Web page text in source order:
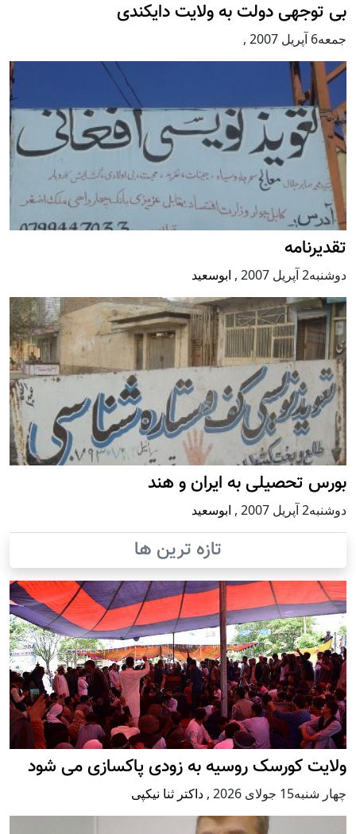
بی توجهی دولت به ولایت دایکندی
جمعه6 آپریل 2007 ,
تقدیرنامه
دوشنبه2 آپریل 2007 , ابوسعيد
بورس تحصیلی به ایران و هند
دوشنبه2 آپریل 2007 , ابوسعيد
تازه ترین ها
ولایت کورسک روسیه به زودی پاکسازی می شود
چهار شنبه15 جولای 2026 , داکتر ثنا نیکپی